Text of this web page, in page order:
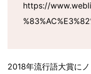
https://
2018年流行語大賞に